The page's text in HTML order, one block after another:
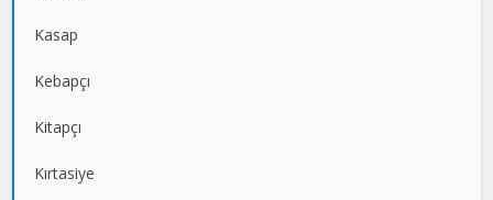
Kasap
Kebapçı
Kitapçı
Kırtasiye